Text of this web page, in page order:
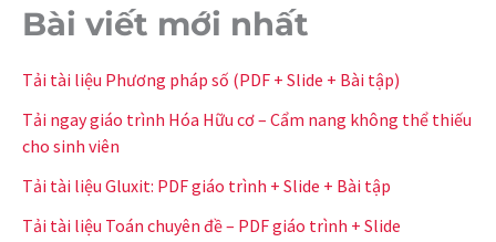
Bài viết mới nhất
Tải tài liệu Phương pháp số (PDF + Slide + Bài tập)
Tải ngay giáo trình Hóa Hữu cơ – Cẩm nang không thể thiếu
cho sinh viên
Tải tài liệu Gluxit: PDF giáo trình + Slide + Bài tập
Tải tài liệu Toán chuyên đề – PDF giáo trình + Slide